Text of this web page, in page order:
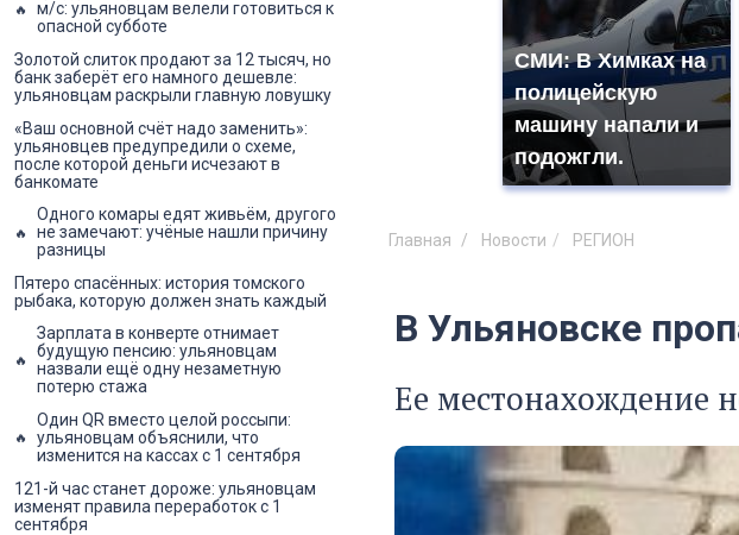
СМИ: В Химках на
полицейскую
машину напали и
подожгли.
Главная Новости РЕГИОН
В Ульяновске
Ее местонахождение
м/с: ульяновцам велели готовиться к
опасной субботе
Золотой слиток продают за 12 тысяч, но
банк заберёт его намного дешевле:
ульяновцам раскрыли главную ловушку
«Ваш основной счёт надо заменить»:
ульяновцев предупредили о схеме,
после которой деньги исчезают в
банкомате
Одного комары едят живьём, другого
не замечают: учёные нашли причину
разницы
Пятеро спасённых: история томского
рыбака, которую должен знать каждый
Зарплата в конверте отнимает
будущую пенсию: ульяновцам
назвали ещё одну незаметную
потерю стажа
Один QR вместо целой россыпи:
ульяновцам объяснили, что
изменится на кассах с 1 сентября
121-й час станет дороже: ульяновцам
изменят правила переработок с 1
сентября